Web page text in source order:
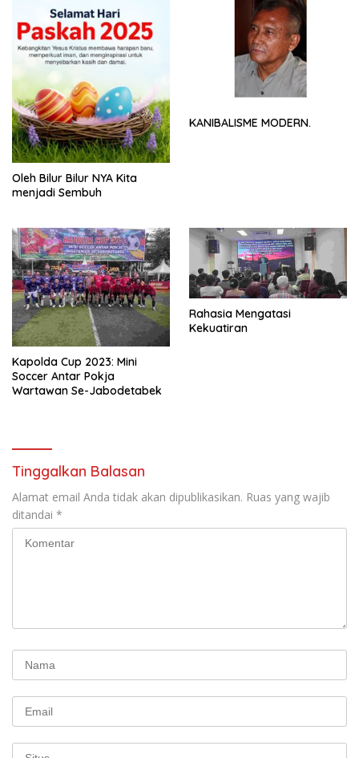
Oleh Bilur Bilur NYA Kita
menjadi Sembuh
KANIBALISME MODERN.
Kapolda Cup 2023: Mini
Soccer Antar Pokja
Wartawan Se-Jabodetabek
Rahasia Mengatasi
Kekuatiran
Tinggalkan Balasan
Alamat email Anda tidak akan dipublikasikan. Ruas yang wajib
ditandai *